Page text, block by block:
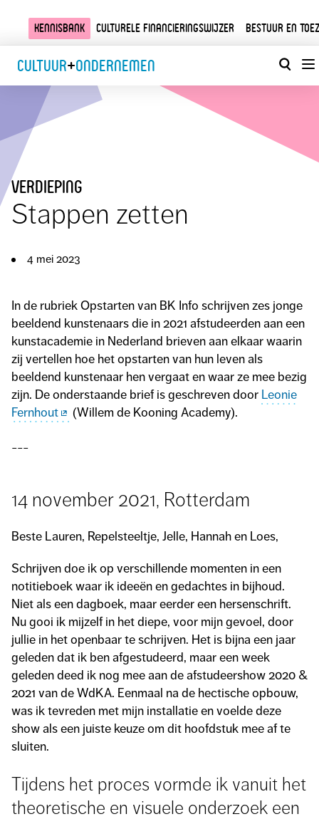
Kennisbank Culturele financieringswijzer Bestuur en
Cultuur+Ondernemen
verdieping
Stappen zetten
4 mei 2023
In de rubriek Opstarten van BK Info schrijven zes jonge
beeldend kunstenaars die in 2021 afstudeerden aan een
kunstacademie in Nederland brieven aan elkaar waarin
zij vertellen hoe het opstarten van hun leven als
beeldend kunstenaar hen vergaat en waar ze mee bezig
zijn. De onderstaande brief is geschreven door Leonie
Fernhout
(Willem de Kooning Academy).
---
14 november 2021, Rotterdam
Beste Lauren, Repelsteeltje, Jelle, Hannah en Loes,
Schrijven doe ik op verschillende momenten in een
notitieboek waar ik ideeën en gedachtes in bijhoud.
Niet als een dagboek, maar eerder een hersenschrift.
Nu gooi ik mijzelf in het diepe, voor mijn gevoel, door
jullie in het openbaar te schrijven. Het is bijna een jaar
geleden dat ik ben afgestudeerd, maar een week
geleden deed ik nog mee aan de afstudeershow 2020 &
2021 van de WdKA. Eenmaal na de hectische opbouw,
was ik tevreden met mijn installatie en voelde deze
show als een juiste keuze om dit hoofdstuk mee af te
sluiten.
Tijdens het proces vormde ik vanuit het
theoretische en visuele onderzoek een